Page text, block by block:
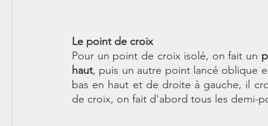
Le point de croix
Pour un point de croix isolé, on fait un
haut, puis un autre point lancé oblique
bas en haut et de droite à gauche, il
de croix, on fait d'abord tous les demi-